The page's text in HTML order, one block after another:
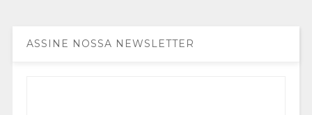
ASSINE NOSSA NEWSLETTER